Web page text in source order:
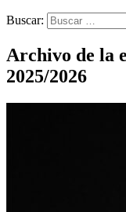
Buscar:
Archivo de la
2025/2026